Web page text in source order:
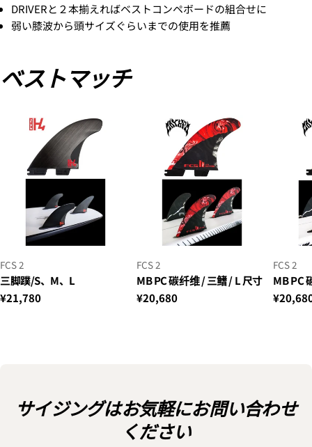
DRIVERと２本揃えればベストコンペボードの組合せに
弱い膝波から頭サイズぐらいまでの使用を推薦
ベストマッチ
小
贩：
FCS 2
三脚蹼/S、M、L
正
¥21,780
小
贩：
FCS 2
MB PC 碳纤维 / 三鳍 / L 尺寸
正
¥20,680
小
贩：
FCS 2
MB PC
正
サイジングはお気軽にお問い合わせ
ください